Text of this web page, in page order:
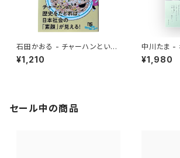
石田かおる - チャーハンという
迷宮 なぜ国民食になったのか
¥1,210
中川たま -
暦の手仕事
¥1,980
セール中の商品